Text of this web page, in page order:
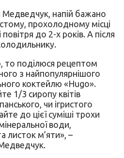
напій бажано
прохолодному місці
повітря до 2-х років. А після
то поділюся рецептом
з найпопулярнішого
коктейлю «Hugo».
1/3 сиропу квітів
чи ігристого
до цієї суміші трохи
води,
листок м’яти», –